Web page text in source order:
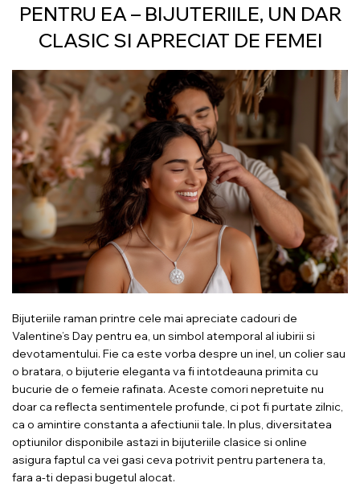
PENTRU EA – BIJUTERIILE, UN DAR
CLASIC SI APRECIAT DE FEMEI
Bijuteriile raman printre cele mai apreciate cadouri de
Valentine’s Day pentru ea, un simbol atemporal al iubirii si
devotamentului. Fie ca este vorba despre un inel, un colier sau
o bratara, o bijuterie eleganta va fi intotdeauna primita cu
bucurie de o femeie rafinata. Aceste comori nepretuite nu
doar ca reflecta sentimentele profunde, ci pot fi purtate zilnic,
ca o amintire constanta a afectiunii tale. In plus, diversitatea
optiunilor disponibile astazi in bijuteriile clasice si online
asigura faptul ca vei gasi ceva potrivit pentru partenera ta,
fara a-ti depasi bugetul alocat.